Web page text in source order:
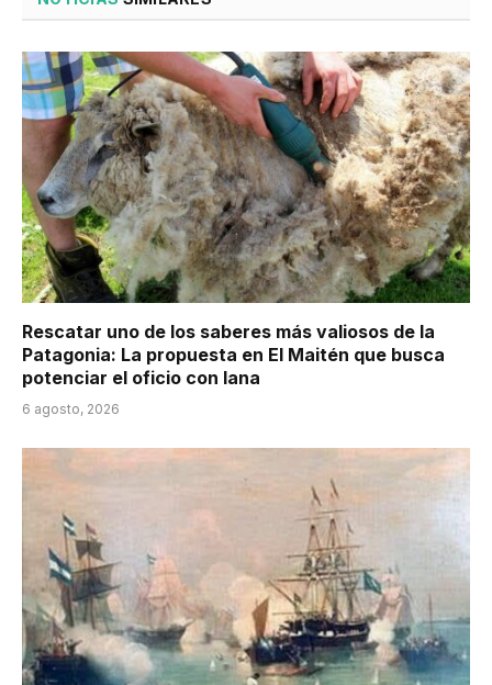
Rescatar uno de los saberes más valiosos de la
Patagonia: La propuesta en El Maitén que busca
potenciar el oficio con lana
6 agosto, 2026